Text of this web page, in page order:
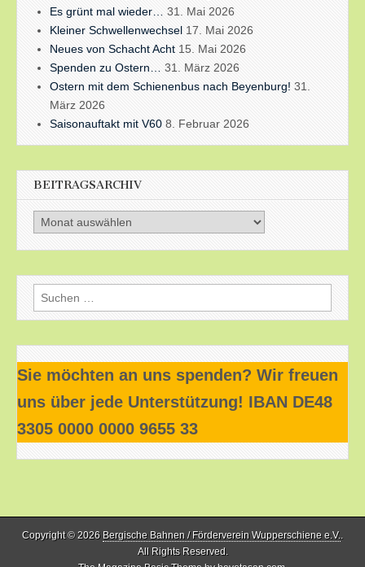
Es grünt mal wieder…
31. Mai 2026
Kleiner Schwellenwechsel 17. Mai 2026
Neues von Schacht Acht 15. Mai 2026
Spenden zu Ostern…
31. März 2026
Ostern mit dem Schienenbus nach Beyenburg! 31.
März 2026
Saisonauftakt mit V60 8. Februar 2026
BEITRAGSARCHIV
Beitragsarchiv
Suchen
nach:
Sie möchten an uns spenden? Wir freuen
uns über jede Unterstützung! IBAN DE48
3305 0000 0000 9655 33
Copyright © 2026 Bergische Bahnen / Förderverein Wupperschiene e.V..
All Rights Reserved.